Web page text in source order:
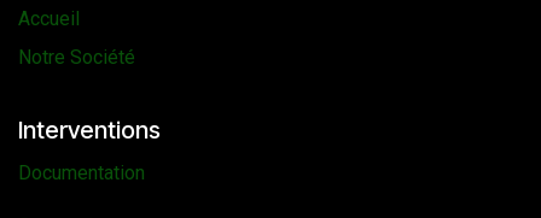
Accueil
Notre Société
Interventions
Documentation